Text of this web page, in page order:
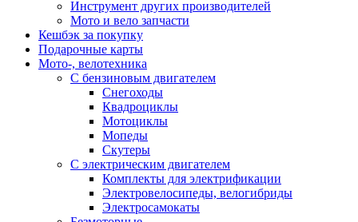
Инструмент других производителей
Мото и вело запчасти
Кешбэк за покупку
Подарочные карты
Мото-, велотехника
С бензиновым двигателем
Снегоходы
Квадроциклы
Мотоциклы
Мопеды
Скутеры
С электрическим двигателем
Комплекты для электрификации
Электровелосипеды, велогибриды
Электросамокаты